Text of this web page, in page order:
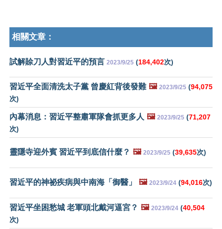
相關文章：
試解賒刀人對習近平的預言 2023/9/25 (184,402次)
習近平全面清洗太子黨 曾慶紅背後發難 🖼️ 2023/9/25 (94,075
次)
內幕消息：習近平整肅軍隊會抓更多人 🖼️ 2023/9/25 (71,207
次)
靈隱寺迎外賓 習近平到底信什麼？ 🖼️ 2023/9/25 (39,635次)
習近平的神祕疾病與中南海「御醫」 🖼️ 2023/9/24 (94,016次)
習近平坐困愁城 老軍頭北戴河逼宮？ 🖼️ 2023/9/24 (40,504
次)